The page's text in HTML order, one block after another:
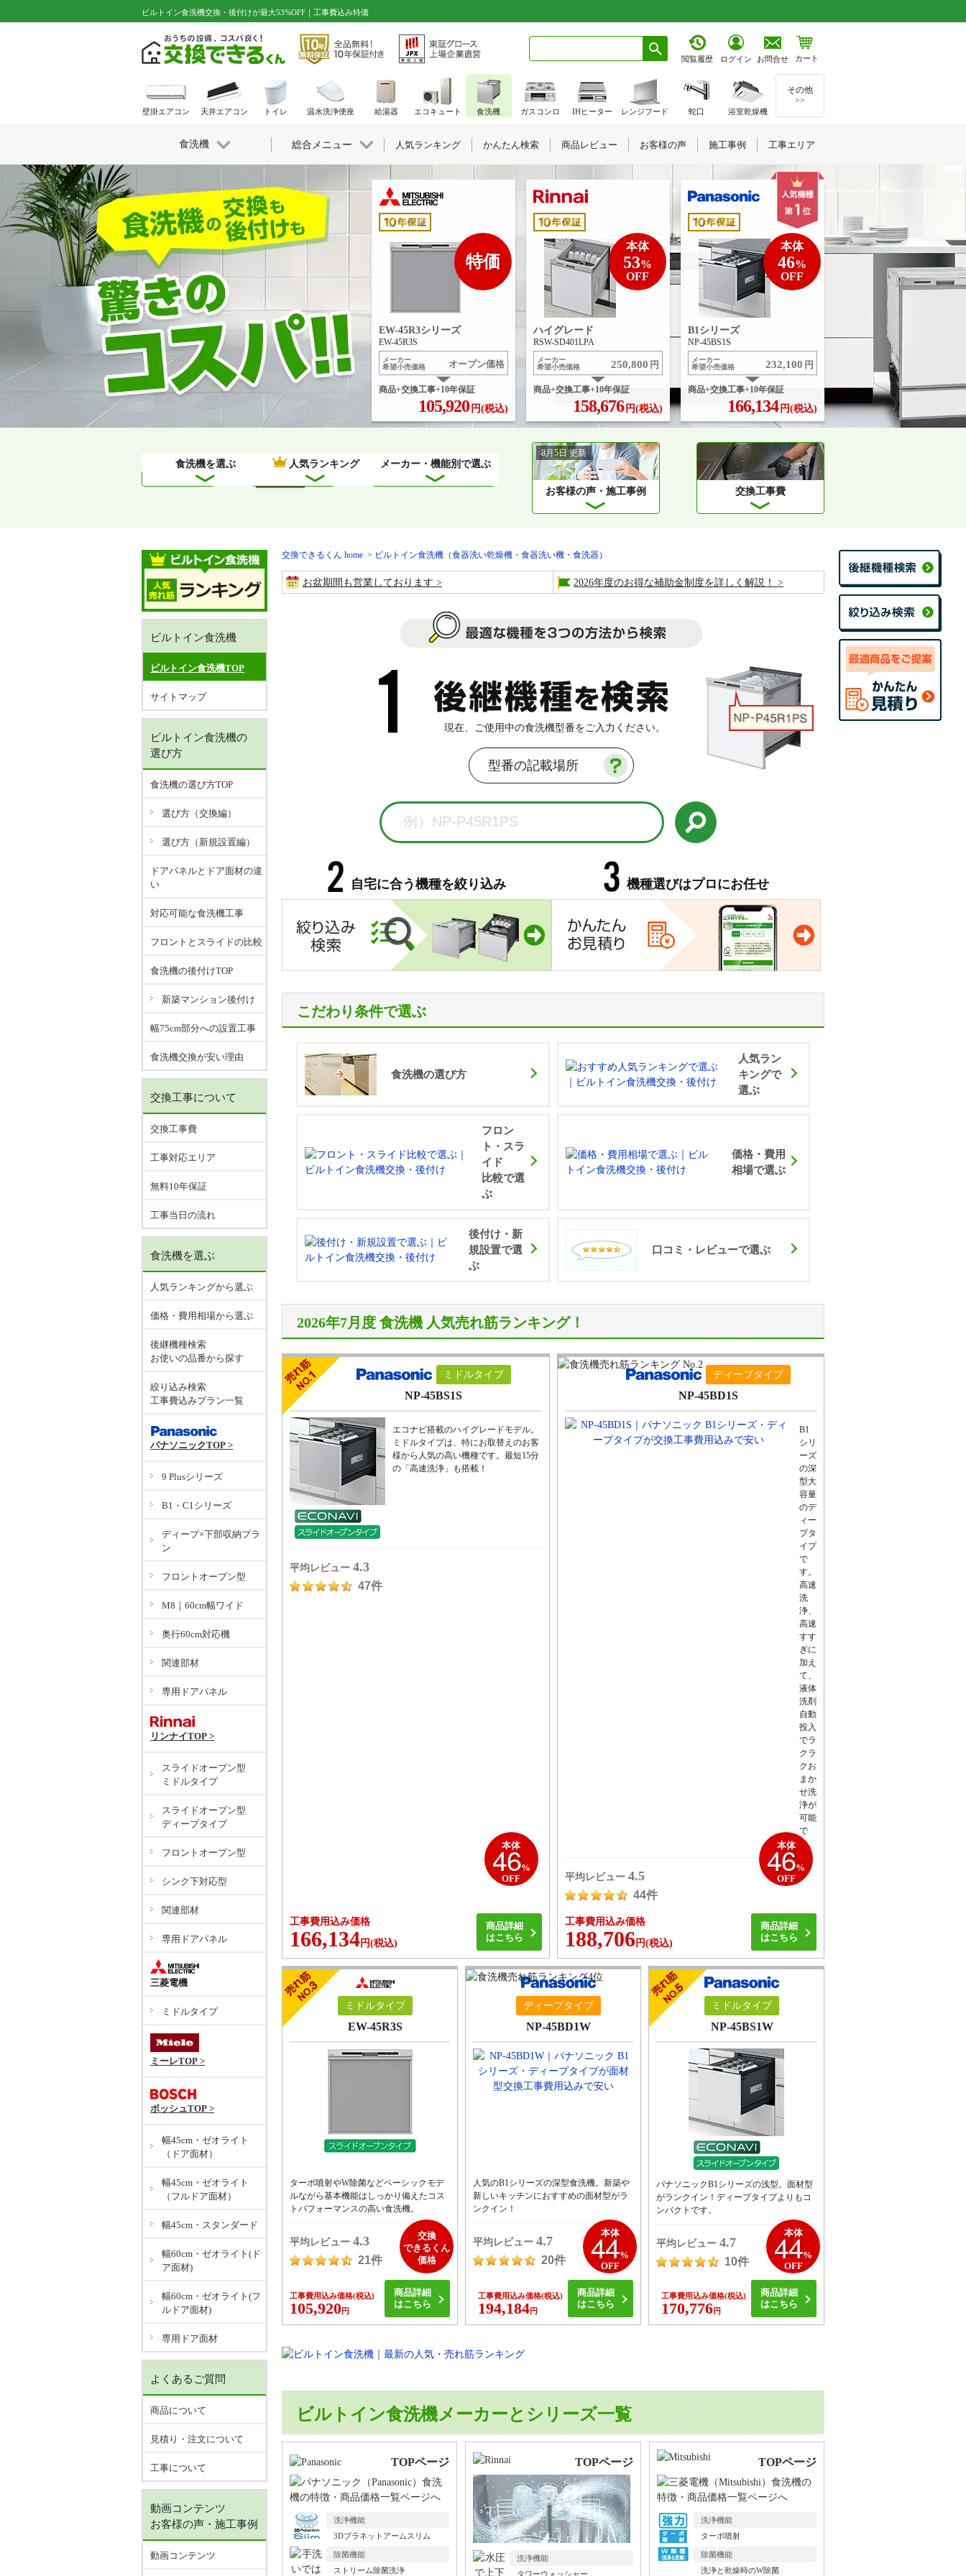
ビルトイン食洗機交換・後付けが最大53%OFF｜工事費込み特価
閲覧履歴 ログイン お問合せ カート
特価
EW-45R3シリーズ
EW-45R3S
メーカー
希望小売価格
オープン価格
商品+交換工事+10年保証
105,920 円(税込)
本体
53%
OFF
ハイグレード
RSW-SD401LPA
メーカー
希望小売価格
250,800 円
商品+交換工事+10年保証
158,676 円(税込)
本体
46%
OFF
B1シリーズ
NP-45BS1S
メーカー
希望小売価格
232,100 円
商品+交換工事+10年保証
166,134 円(税込)
食洗機を選ぶ 人気ランキング メーカー・機能別 で選ぶ
8月5日 更新
お客様の声・ 施工事例 交換工事費
交換できるくん home ビルトイン食洗機（食器洗い乾燥機・食器洗い機・食洗器）
お盆期間も営業しております 2026年度のお得な補助金制度を詳しく解説！
現在、ご使用中の食洗機型番をご入力ください。
型番の記載場所
自宅に合う機種を絞り込み 機種選びはプロにお任せ
こだわり条件で選ぶ
食洗機の選び方
人気ラン
キングで
選ぶ
フロン
ト・スラ
イド
比較で選
ぶ
価格・費用
相場で選ぶ
後付け・新
規設置で選
ぶ
口コミ・レビューで選ぶ
2026年7月度 食洗機 人気売れ筋ランキング！
ミドルタイプ
NP-45BS1S
エコナビ搭載のハイグレードモデル。
ミドルタイプは、特にお取替えのお客
様から人気の高い機種です。最短15分
の「高速洗浄」も搭載！
本体
46%
OFF
平均レビュー 4.3
47件
工事費用込み価格
166,134 円(税込)
商品詳細
はこちら
ディープタイプ
NP-45BD1S
B1
シリ
ーズ
の深
型大
容量
のデ
ィー
プタ
イプ
で
す。
高速
洗
浄、
高速
すす
ぎに
加え
て、
液体
洗剤
自動
投入
でラ
クラ
クお
まか
せ洗
浄が
可能
で
す。
本体
46%
OFF
平均レビュー 4.5
44件
工事費用込み価格
188,706円(税込)
商品詳細
はこちら
ミドルタイプ
EW-45R3S
ターボ噴射やW除菌などベーシックモデ
ルながら基本機能はしっかり備えたコス
トパフォーマンスの高い食洗機。
交換
できるくん
価格
平均レビュー 4.3
21件
工事費用込み価格(税込)
105,920円
商品詳細
はこちら
ディープタイプ
NP-45BD1W
人気のB1シリーズの深型食洗機。新築や
新しいキッチンにおすすめの面材型がラ
ンクイン！
本体
44%
OFF
平均レビュー 4.7
20件
工事費用込み価格(税込)
194,184円
商品詳細
はこちら
ミドルタイプ
NP-45BS1W
パナソニックB1シリーズの浅型。面材型
がランクイン！ディープタイプよりもコ
ンパクトです。
本体
44%
OFF
平均レビュー 4.7
10件
工事費用込み価格(税込)
170,776円
商品詳細
はこちら
ビルトイン食洗機メーカーとシリーズ一覧
TOPページ
洗浄機能
3Dプラネットアームスリム
除菌機能
ストリーム除菌洗浄
TOPページ
洗浄機能
タワーウォッシャー
TOPページ
洗浄機能
ターボ噴射
除菌機能
洗浄と乾燥時のW除菌
ビルトイン食洗機
ビルトイン食洗機TOP
サイトマップ
ビルトイン食洗機の
選び方
食洗機の選び方TOP
選び方（交換編）
選び方（新規設置編）
ドアパネルとドア面材の違
い
対応可能な食洗機工事
フロントとスライドの比較
食洗機の後付けTOP
新築マンション後付け
幅75cm部分への設置工事
食洗機交換が安い理由
交換工事について
交換工事費
工事対応エリア
無料10年保証
工事当日の流れ
食洗機を選ぶ
人気ランキングから選ぶ
価格・費用相場から選ぶ
後継機種検索
お使いの品番から探す
絞り込み検索
工事費込みプラン一覧
パナソニックTOP >
9 Plusシリーズ
B1・C1シリーズ
ディープ×下部収納プラ
ン
フロントオープン型
M8｜60cm幅ワイド
奥行60cm対応機
関連部材
専用ドアパネル
リンナイTOP >
スライドオープン型
ミドルタイプ
スライドオープン型
ディープタイプ
フロントオープン型
シンク下対応型
関連部材
専用ドアパネル
三菱電機
ミドルタイプ
ミーレTOP >
ボッシュTOP >
幅45cm・ゼオライト
（ドア面材）
幅45cm・ゼオライト
（フルドア面材）
幅45cm・スタンダード
幅60cm・ゼオライト(ド
ア面材)
幅60cm・ゼオライト(フ
ルドア面材)
専用ドア面材
よくあるご質問
商品について
見積り・注文について
工事について
動画コンテンツ
お客様の声・施工事例
動画コンテンツ
壁掛エアコン 天井エアコン トイレ 温水洗浄便座 給湯器 エコキュート 食洗機 ガスコンロ IHヒーター レンジフード 蛇口 浴室乾燥機
その他
>>
食洗機 総合メニュー 人気ランキング かんたん検索 商品レビュー お客様の声 施工事例 工事エリア